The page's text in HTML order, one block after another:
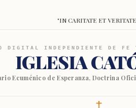
"IN CARITATE ET
DIGITAL INDEPENDIENTE DE FE Y
IGLESIA
Ecuménico de Esperanza, Doctrina